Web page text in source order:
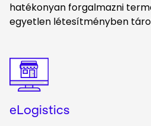
hatékonyan forgalmazni
egyetlen létesítményben
Keepeek
eLogistics